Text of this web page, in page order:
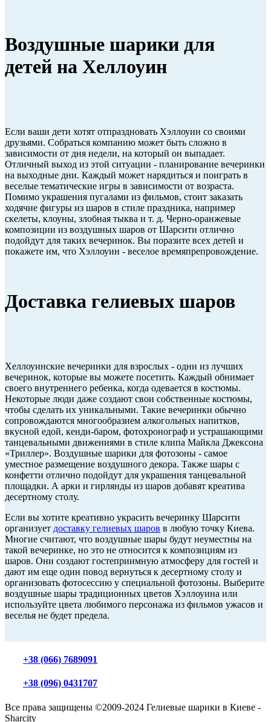
Воздушные шарики для
детей на Хеллоуин
Если ваши дети хотят отпраздновать Хэллоуин со своими
друзьями. Собраться компанию может быть сложно в
зависимости от дня недели, на который он выпадает.
Отличный выход из этой ситуации - планирование вечеринки
на выходные дни. Каждый может нарядиться и поиграть в
веселые тематические игры в зависимости от возраста.
Помимо украшения пугалами из фильмов, стоит заказать
ходячие фигуры из шаров в стиле праздника, например
скелеты, клоуны, злобная тыква и т. д. Черно-оранжевые
композиции из воздушных шаров от Шарсити отлично
подойдут для таких вечеринок. Вы поразите всех детей и
покажете им, что Хэллоуин - веселое времяпрепровождение.
Доставка гелиевых шаров
Хеллоуинские вечеринки для взрослых - одни из лучших
вечеринок, которые вы можете посетить. Каждый обнимает
своего внутреннего ребенка, когда одевается в костюмы.
Некоторые люди даже создают свои собственные костюмы,
чтобы сделать их уникальными. Такие вечеринки обычно
сопровождаются многообразием алкогольных напитков,
вкусной едой, кенди-баром, фотохронограф и устрашающими
танцевальными движениями в стиле клипа Майкла Джексона
«Триллер». Воздушные шарики для фотозоны - самое
уместное размещение воздушного декора. Также шары с
конфетти отлично подойдут для украшения танцевальной
площадки. А арки и гирлянды из шаров добавят креатива
десертному столу.
Если вы хотите креативно украсить вечеринку Шарсити
организует доставку гелиевых шаров в любую точку Киева.
Многие считают, что воздушные шары будут неуместны на
такой вечеринке, но это не относится к композициям из
шаров. Они создают гостеприимную атмосферу для гостей и
дают им еще один повод вернуться к десертному столу и
организовать фотосессию у специальной фотозоны. Выберите
воздушные шары традиционных цветов Хэллоуина или
используйте цвета любимого персонажа из фильмов ужасов и
веселья не будет предела.
+38 (066) 7689091
+38 (096) 0431707
Все права защищены ©2009-2024 Гелиевые шарики в Киеве -
Sharcity